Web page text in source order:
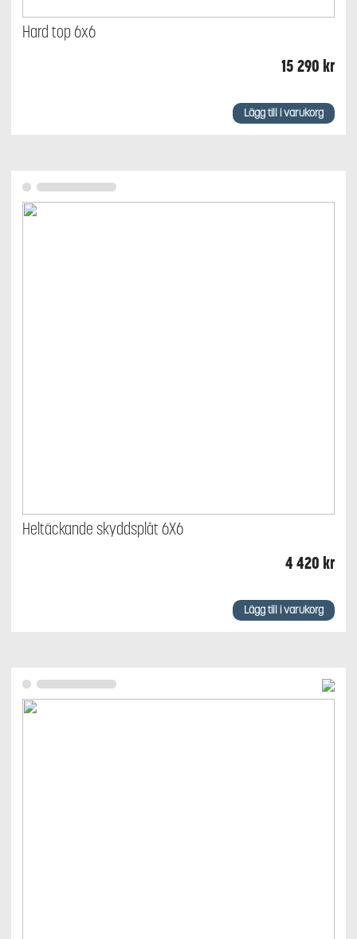
Hard top 6x6
15 290 kr
Lägg till i varukorg
Heltäckande skyddsplåt 6X6
4 420 kr
Lägg till i varukorg